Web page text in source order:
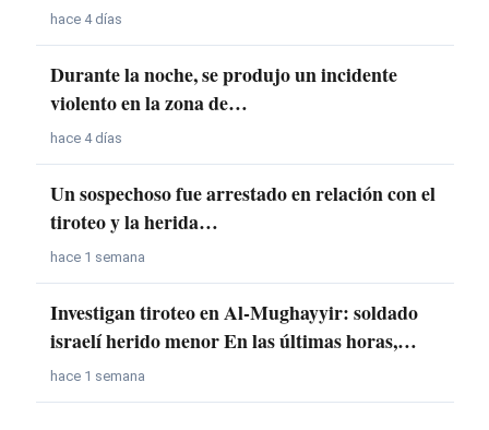
hace 4 días
Durante la noche, se produjo un incidente
violento en la zona de…
hace 4 días
Un sospechoso fue arrestado en relación con el
tiroteo y la herida…
hace 1 semana
Investigan tiroteo en Al-Mughayyir: soldado
israelí herido menor En las últimas horas,…
hace 1 semana